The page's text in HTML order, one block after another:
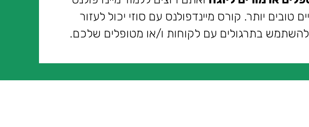
טובים יותר. קורס מיינדפולנס עם סוזי יכול לעזור
להשתמש בתרגולים עם לקוחות ו/או מטופלים שלכם.